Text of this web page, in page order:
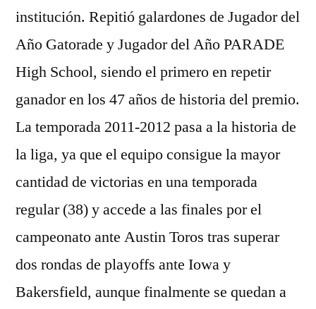
institución. Repitió galardones de Jugador del
Año Gatorade y Jugador del Año PARADE
High School, siendo el primero en repetir
ganador en los 47 años de historia del premio.
La temporada 2011-2012 pasa a la historia de
la liga, ya que el equipo consigue la mayor
cantidad de victorias en una temporada
regular (38) y accede a las finales por el
campeonato ante Austin Toros tras superar
dos rondas de playoffs ante Iowa y
Bakersfield, aunque finalmente se quedan a